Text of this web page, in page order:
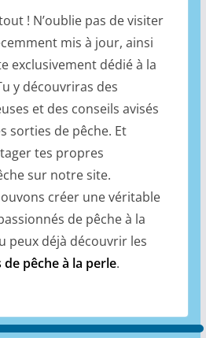
! N’oublie pas de visiter
mis à jour, ainsi
exclusivement dédié à la
y découvriras des
et des conseils avisés
sorties de pêche. Et
tes propres
sur notre site.
créer une véritable
de pêche à la
peux déjà découvrir les
pêche à la perle.